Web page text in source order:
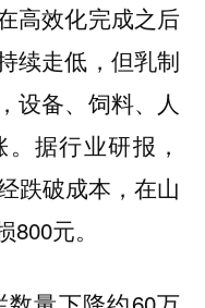
高效化完成之后
续走低，但乳制
设备、饲料、人
据行业研报，
跌破成本，在山
元。